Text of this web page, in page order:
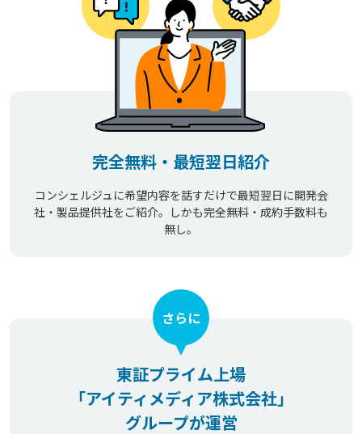
完全無料・最短翌日紹介
コンシェルジュに希望内容を話すだけで最短翌日に開発会
社・製品提供社をご紹介。しかも完全無料・成約手数料も
無し。
東証プライム上場
「アイティメディア株式会社」
グループが運営
さらに